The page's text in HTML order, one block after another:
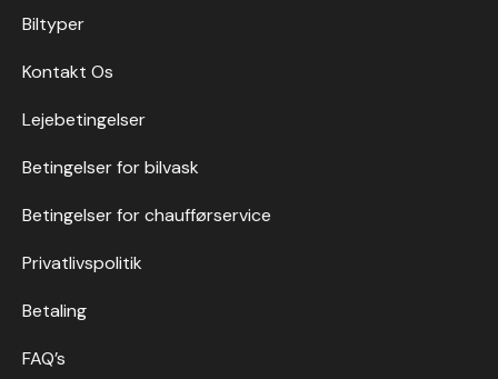
Biltyper
Kontakt Os
Lejebetingelser
Betingelser for bilvask
Betingelser for chaufførservice
Privatlivspolitik
Betaling
FAQ’s